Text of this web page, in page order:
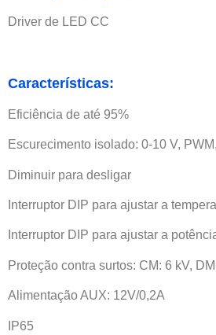
Driver de LED CC
Características:
Eficiência de até 95%
Escurecimento isolado: 0-10 V,
Diminuir para desligar
Interruptor DIP para ajustar a
Interruptor DIP para ajustar a
Proteção contra surtos: CM: 6 kV,
Alimentação AUX: 12V/0,2A
IP65